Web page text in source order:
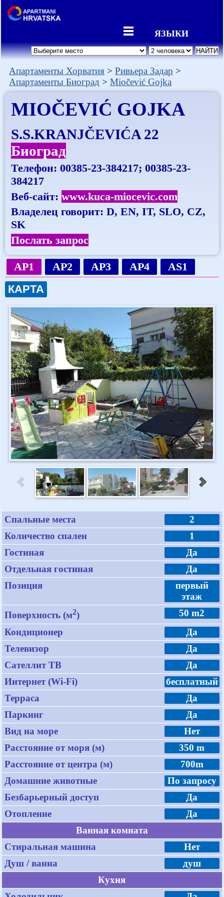
ЯЗЫКИ
Апартаменты Хорватия
Ривьера Задар
Апартаменты Биоград
Miočević Gojka
MIOČEVIĆ GOJKA
S.S.KRANJČEVIĆA 22
Биоград
Телефон:00385-23-384217; 00385-23-
384217
Веб-сайт:www.kuca-miocevic.com
Владелец говорит: D, EN, IT, SLO, CZ,
SK
Послать запрос
AP1 AP2 AP3 AP4
AS1
КАРТА
Спальные места
2
Количество спален
1
Гостиная
Да
Отдельная гостиная
Да
Позиция
первый
этаж
Поверхность (м2)
50 m2
Кондиционер
Да
Телевизор
Да
Сателлит ТВ
Да
Интернет (Wi-Fi)
бесплатный
Терраса
Да
Паркинг
Да
Вид на море
Нет
Расстояние от моря (м)
350 m
Расстояние от центра (м)
700m
Домашние животные
По запросу
Безбарьерный доступ
Да
Отопление
Да
Ванная комната
Стиральная машина
Нет
Душ / ванна
душ
Кухня